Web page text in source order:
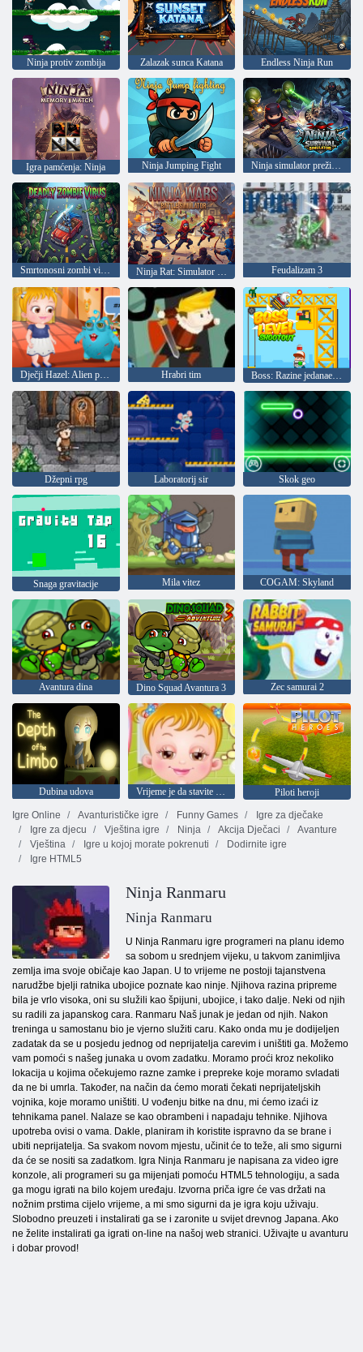
Ninja protiv zombija Zalazak sunca Katana Endless Ninja Run
Igra pamćenja: Ninja Ninja Jumping Fight Ninja simulator preživljavanja
Smrtonosni zombi virus Feudalizam 3
Dječji Hazel: Alien prijatelj Hrabri tim Boss: Razine jedanaesteraca
Džepni rpg Laboratorij sir Skok geo
Snaga gravitacije Mila vitez COGAM: Skyland
Avantura dina Dino Squad Avantura 3 Zec samurai 2
Dubina udova Vrijeme je da stavite bebu na spavanje
Piloti heroji
Igre Online
Avanturističke igre Funny Games
Igre za dječake
Igre za djecu
Vještina igre Ninja Akcija Dječaci
Avanture
Vještina
Igre u kojoj morate pokrenuti
Dodirnite igre
Igre HTML5
Ninja Ranmaru
Ninja Ranmaru
U Ninja Ranmaru igre programeri na planu idemo
sa sobom u srednjem vijeku, u takvom zanimljiva
zemlja ima svoje običaje kao Japan. U to vrijeme ne postoji tajanstvena
narudžbe bjelji ratnika ubojice poznate kao ninje. Njihova razina pripreme
bila je vrlo visoka, oni su služili kao špijuni, ubojice, i tako dalje. Neki od njih
su radili za japanskog cara. Ranmaru Naš junak je jedan od njih. Nakon
treninga u samostanu bio je vjerno služiti caru. Kako onda mu je dodijeljen
zadatak da se u posjedu jednog od neprijatelja carevim i uništiti ga. Možemo
vam pomoći s našeg junaka u ovom zadatku. Moramo proći kroz nekoliko
lokacija u kojima očekujemo razne zamke i prepreke koje moramo svladati
da ne bi umrla. Također, na način da ćemo morati čekati neprijateljskih
vojnika, koje moramo uništiti. U vođenju bitke na dnu, mi ćemo izaći iz
tehnikama panel. Nalaze se kao obrambeni i napadaju tehnike. Njihova
upotreba ovisi o vama. Dakle, planiram ih koristite ispravno da se brane i
ubiti neprijatelja. Sa svakom novom mjestu, učinit će to teže, ali smo sigurni
da će se nositi sa zadatkom. Igra Ninja Ranmaru je napisana za video igre
konzole, ali programeri su ga mijenjati pomoću HTML5 tehnologiju, a sada
ga mogu igrati na bilo kojem uređaju. Izvorna priča igre će vas držati na
nožnim prstima cijelo vrijeme, a mi smo sigurni da je igra koju uživaju.
Slobodno preuzeti i instalirati ga se i zaronite u svijet drevnog Japana. Ako
ne želite instalirati ga igrati on-line na našoj web stranici. Uživajte u avanturu
i dobar provod!